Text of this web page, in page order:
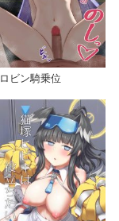
ロビン騎乗位